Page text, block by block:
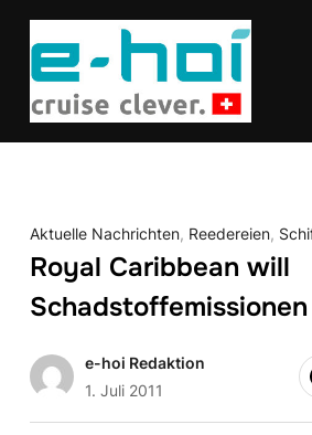
Aktuelle Nachrichten, Reedereien,
Royal Caribbean will
e-hoi Redaktion
1. Juli 2011